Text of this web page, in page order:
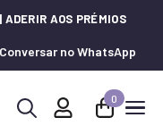
AOS PRÉMIOS
Conversar no WhatsApp
0